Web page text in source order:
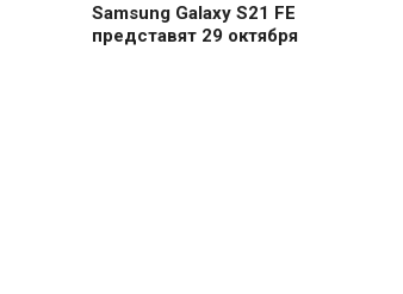
Samsung Galaxy S21 FE
представят 29 октября